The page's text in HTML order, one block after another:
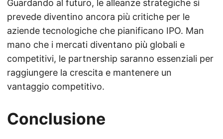
Guardando al futuro, le alleanze strategiche si
prevede diventino ancora più critiche per le
aziende tecnologiche che pianificano IPO. Man
mano che i mercati diventano più globali e
competitivi, le partnership saranno essenziali per
raggiungere la crescita e mantenere un
vantaggio competitivo.
Conclusione